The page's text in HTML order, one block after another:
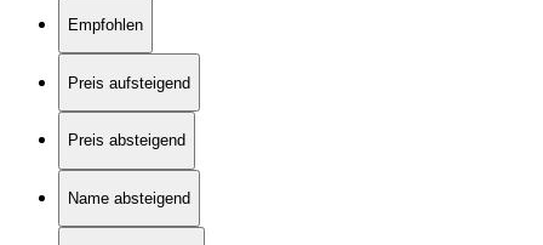
Empfohlen
Preis aufsteigend
Preis absteigend
Name absteigend